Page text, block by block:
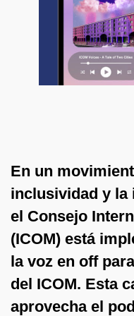
En un
inclusividad y la
el Consejo
(ICOM) está
la voz en off
del ICOM. Esta
aprovecha el